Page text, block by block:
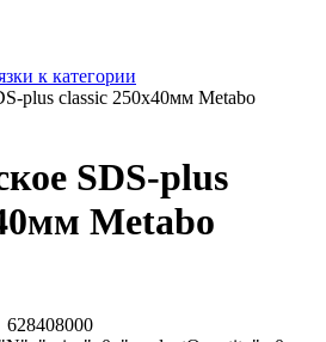
к категории
plus classic 250х40мм Metabo
SDS-plus
Metabo
628408000